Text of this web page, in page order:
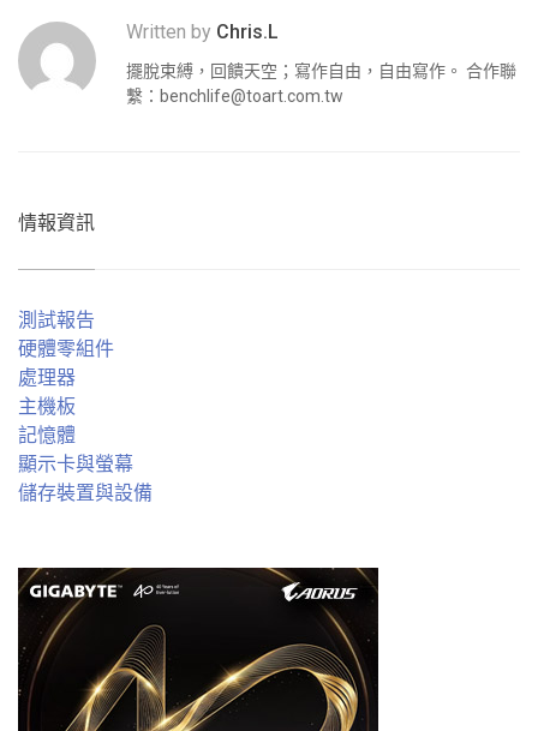
Written by Chris.L
擺脫束縛，回饋天空；寫作自由，自由寫作。 合作聯
繫： benchlife@toart.com.tw
情報資訊
測試報告
硬體零組件
處理器
主機板
記憶體
顯示卡與螢幕
儲存裝置與設備